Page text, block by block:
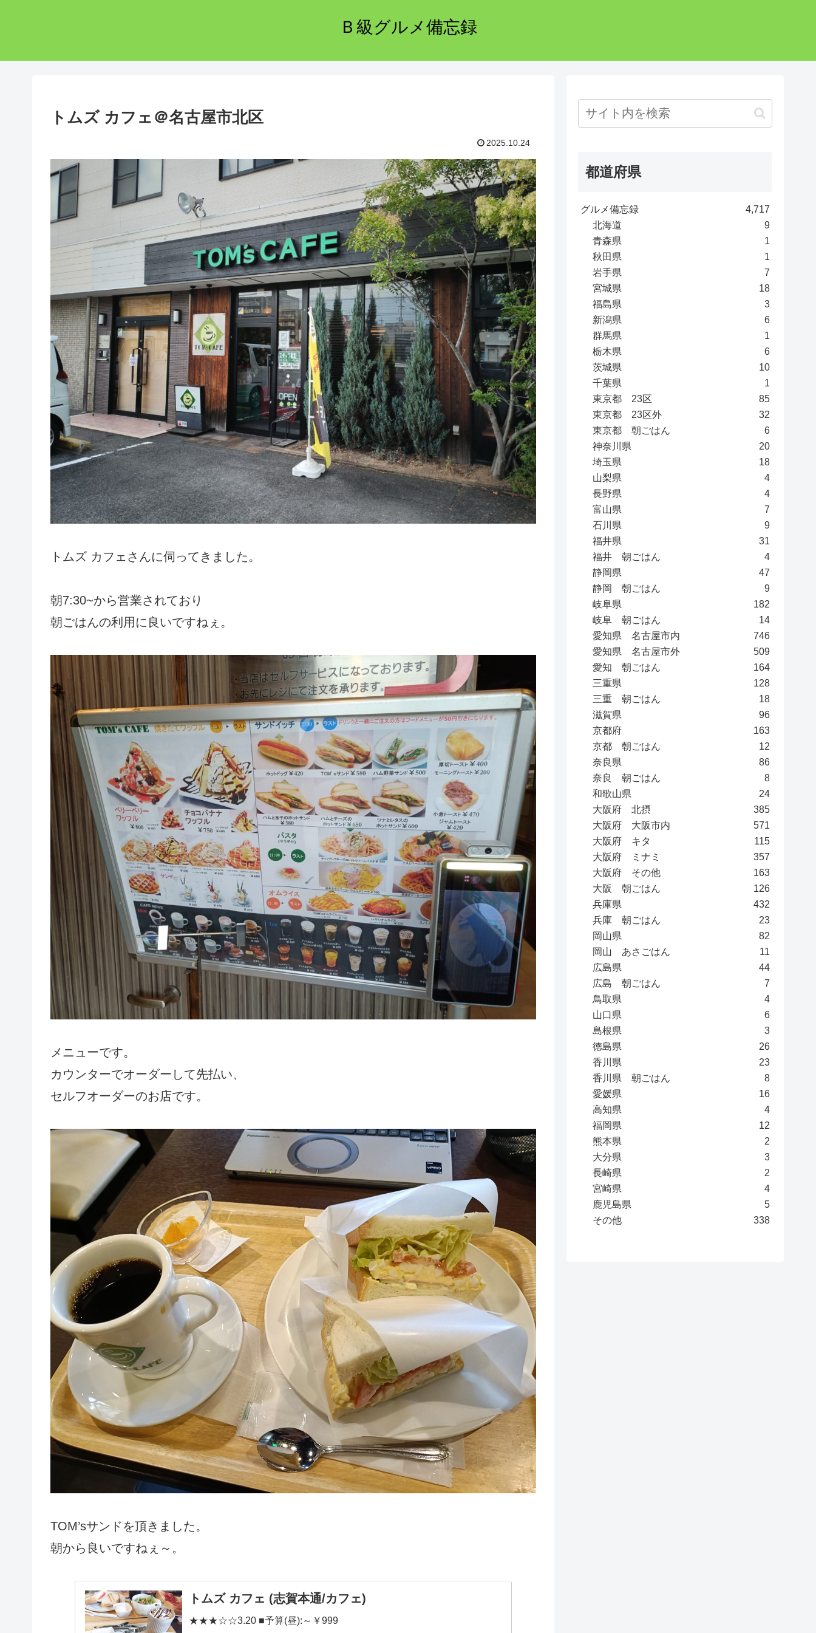
Ｂ級グルメ備忘録
トムズ カフェ＠名古屋市北区
2025.10.24
トムズ カフェさんに伺ってきました。
朝7:30~から営業されており
朝ごはんの利用に良いですねぇ。
メニューです。
カウンターでオーダーして先払い、
セルフオーダーのお店です。
TOM’sサンドを頂きました。
朝から良いですねぇ～。
トムズ カフェ (志賀本通/カフェ)
★★★☆☆3.20 ■予算(昼):～￥999
都道府県
グルメ備忘録
4,717
北海道
9
青森県
1
秋田県
1
岩手県
7
宮城県
18
福島県
3
新潟県
6
群馬県
1
栃木県
6
茨城県
10
千葉県
1
東京都 23区
85
東京都 23区外
32
東京都 朝ごはん
6
神奈川県
20
埼玉県
18
山梨県
4
長野県
4
富山県
7
石川県
9
福井県
31
福井 朝ごはん
4
静岡県
47
静岡 朝ごはん
9
岐阜県
182
岐阜 朝ごはん
14
愛知県 名古屋市内
746
愛知県 名古屋市外
509
愛知 朝ごはん
164
三重県
128
三重 朝ごはん
18
滋賀県
96
京都府
163
京都 朝ごはん
12
奈良県
86
奈良 朝ごはん
8
和歌山県
24
大阪府 北摂
385
大阪府 大阪市内
571
大阪府 キタ
115
大阪府 ミナミ
357
大阪府 その他
163
大阪 朝ごはん
126
兵庫県
432
兵庫 朝ごはん
23
岡山県
82
岡山 あさごはん
11
広島県
44
広島 朝ごはん
7
鳥取県
4
山口県
6
島根県
3
徳島県
26
香川県
23
香川県 朝ごはん
8
愛媛県
16
高知県
4
福岡県
12
熊本県
2
大分県
3
長崎県
2
宮崎県
4
鹿児島県
5
その他
338